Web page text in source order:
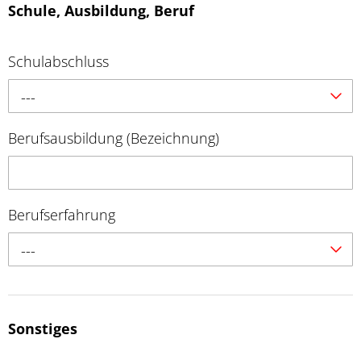
Schule, Ausbildung, Beruf
Schulabschluss
---
Berufsausbildung (Bezeichnung)
Berufserfahrung
---
Sonstiges